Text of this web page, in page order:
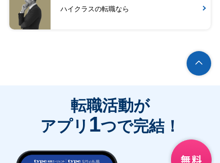
ハイクラスの転職なら
転職活動が
アプリ 1つで完結！